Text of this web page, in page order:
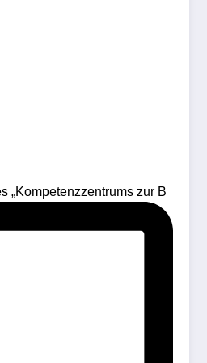
„Kompetenzzentrums zur B